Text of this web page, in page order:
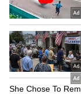
ಮತ್ತಷ್ಟು
ಲುಕ್, ಮಾಡರ್ನ್
ಅಳವಡಿಸಿ